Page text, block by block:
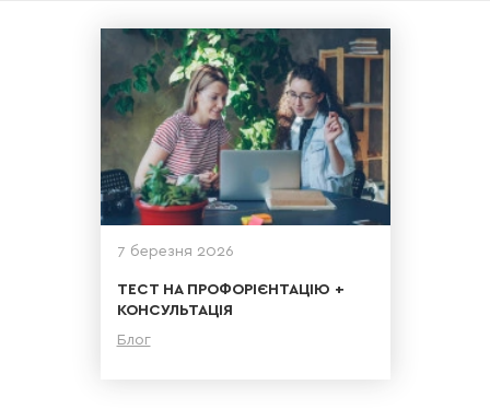
7 березня 2026
ТЕСТ НА ПРОФОРІЄНТАЦІЮ +
КОНСУЛЬТАЦІЯ
Блог